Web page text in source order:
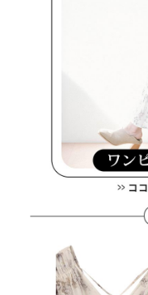
「AFTEE先享後付」，若未
４．使用「AFTEE先享後付
時審查核予不同之上限額度
５．嚴禁一人註冊多個帳號
恩沛科技股份有限公司將有
每筆NT$80，滿
每筆NT$280，滿